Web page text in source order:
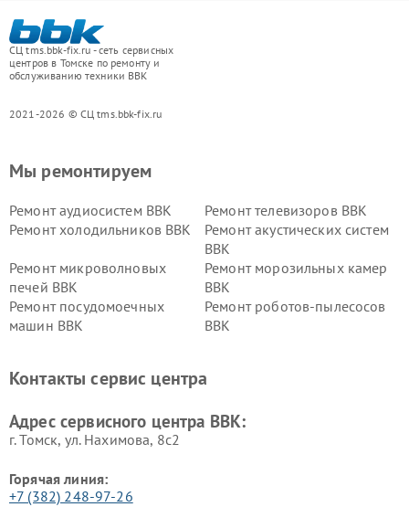
СЦ tms.bbk-fix.ru - сеть сервисных
центров в Томске по ремонту и
обслуживанию техники BBK
2021-2026 © СЦ tms.bbk-fix.ru
Мы ремонтируем
Ремонт аудиосистем BBK
Ремонт телевизоров BBK
Ремонт холодильников BBK
Ремонт акустических систем
BBK
Ремонт микроволновых
печей BBK
Ремонт морозильных камер
BBK
Ремонт посудомоечных
машин BBK
Ремонт роботов-пылесосов
BBK
Ремонт винных шкафов BBK
Контакты сервис центра
Адрес сервисного центра BBK:
г. Томск, ул. Нахимова, 8с2
Горячая линия:
+7 (382) 248-97-26